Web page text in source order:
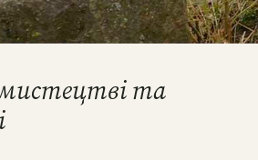
мистецтві та